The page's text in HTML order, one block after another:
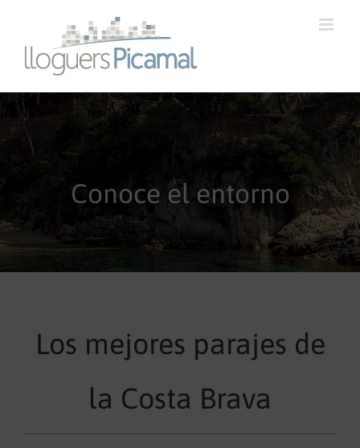
Conoce el entorno
Los mejores parajes de
la Costa Brava